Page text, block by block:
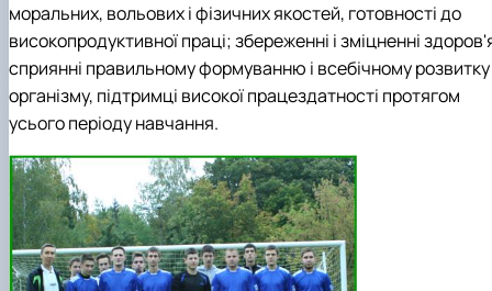
моральних, вольових і фізичних якостей, готовності до
високопродуктивної праці; збереженні і зміцненні
сприянні правильному формуванню і всебічному розвитку
організму, підтримці високої працездатності протягом
усього періоду навчання.